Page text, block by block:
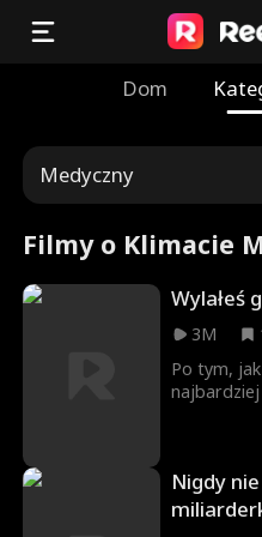
Dom
Medyczny
Filmy o Klimacie
Wylałeś
3M
Po tym,
krok
finansowej
sobie
Nigdy